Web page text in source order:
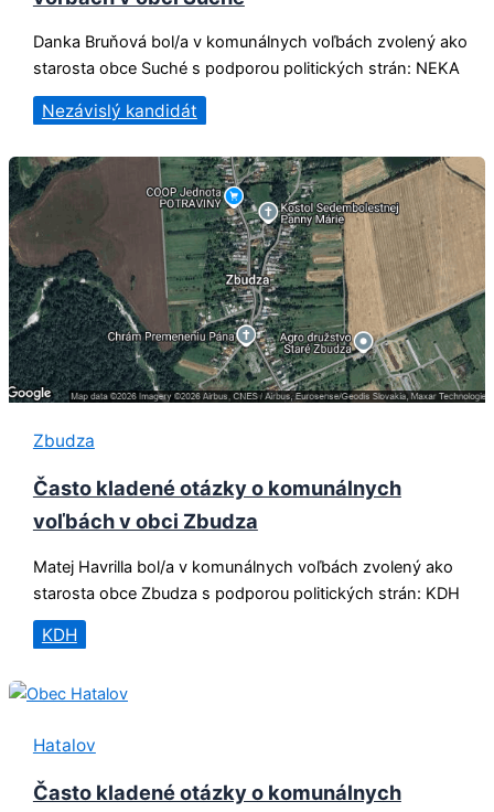
Danka Bruňová bol/a v komunálnych voľbách zvolený ako
starosta obce Suché s podporou politických strán: NEKA
Nezávislý kandidát
Zbudza
Často kladené otázky o komunálnych
voľbách v obci Zbudza
Matej Havrilla bol/a v komunálnych voľbách zvolený ako
starosta obce Zbudza s podporou politických strán: KDH
KDH
Hatalov
Často kladené otázky o komunálnych